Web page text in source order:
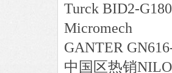
Turck BID2-
Micromech
GANTER
中国区热销